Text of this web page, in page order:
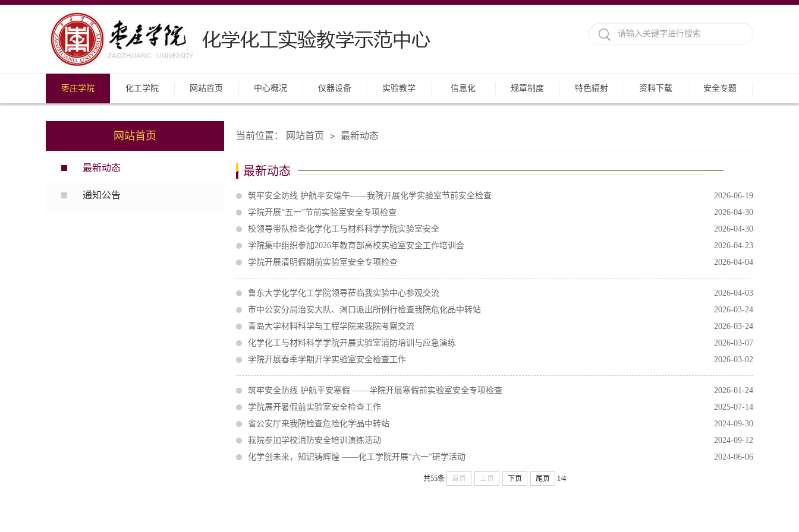
枣庄学院 化工学院 网站首页 中心概况 仪器设备 实验教学 信息化 规章制度 特色辐射 资料下载 安全专题
网站首页
最新动态
通知公告
当前位置： 网站首页 > 最新动态
最新动态
2026-06-19
筑牢安全防线 护航平安端午——我院开展化学实验室节前安全检查
2026-04-30
学院开展“五一”节前实验室安全专项检查
2026-04-30
校领导带队检查化学化工与材料科学学院实验室安全
2026-04-23
学院集中组织参加2026年教育部高校实验室安全工作培训会
2026-04-04
学院开展清明假期前实验室安全专项检查
2026-04-03
鲁东大学化学化工学院领导莅临我实验中心参观交流
2026-03-24
市中公安分局治安大队、渴口派出所例行检查我院危化品中转站
2026-03-24
青岛大学材料科学与工程学院来我院考察交流
2026-03-07
化学化工与材料科学学院开展实验室消防培训与应急演练
2026-03-02
学院开展春季学期开学实验室安全检查工作
2026-01-24
筑牢安全防线 护航平安寒假 ——学院开展寒假前实验室安全专项检查
2025-07-14
学院展开暑假前实验室安全检查工作
2024-09-30
省公安厅来我院检查危险化学品中转站
2024-09-12
我院参加学校消防安全培训演练活动
2024-06-06
化学创未来，知识铸辉煌 ——化工学院开展“六一”研学活动
共55条 首页 上页 下页 尾页 1/4